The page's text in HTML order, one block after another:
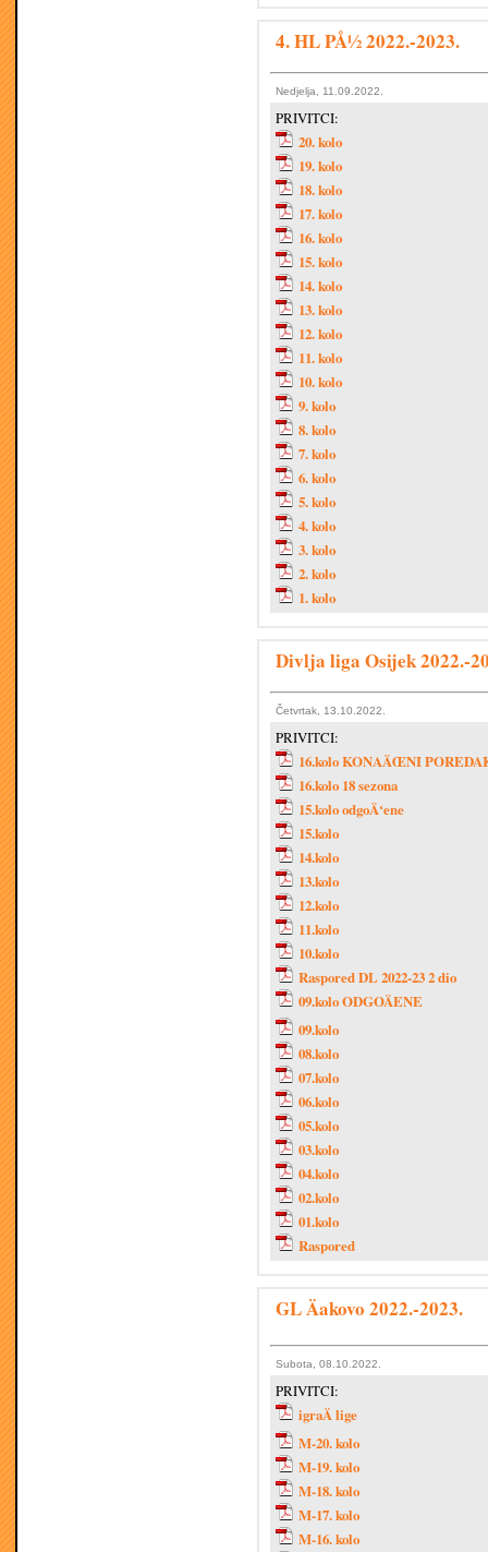
4. HL PÅ½ 2022.-2023.
Nedjelja, 11.09.2022.
PRIVITCI:
20. kolo
19. kolo
18. kolo
17. kolo
16. kolo
15. kolo
14. kolo
13. kolo
12. kolo
11. kolo
10. kolo
9. kolo
8. kolo
7. kolo
6. kolo
5. kolo
4. kolo
3. kolo
2. kolo
1. kolo
Divlja liga Osijek 2022.-
Četvrtak, 13.10.2022.
PRIVITCI:
16.kolo KONAÄŒNI
16.kolo 18 sezona
15.kolo odgoÄ‘ene
15.kolo
14.kolo
13.kolo
12.kolo
11.kolo
10.kolo
Raspored DL 2022-23 2 dio
09.kolo ODGOÄENE
09.kolo
08.kolo
07.kolo
06.kolo
05.kolo
03.kolo
04.kolo
02.kolo
01.kolo
Raspored
GL Äakovo 2022.-2023.
Subota, 08.10.2022.
PRIVITCI:
igraÄ lige
M-20. kolo
M-19. kolo
M-18. kolo
M-17. kolo
M-16. kolo